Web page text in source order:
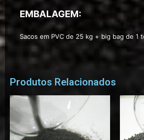
EMBALAGEM:
Sacos em PVC de 25 kg + big bag de 1
Produtos Relacionados